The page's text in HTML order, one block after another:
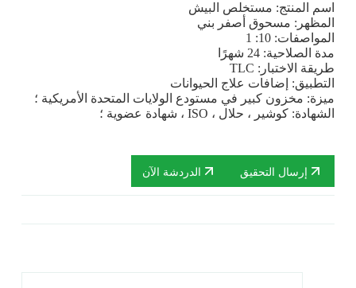
اسم المنتج: مستخلص البيش
المظهر: مسحوق أصفر بني
المواصفات: 10: 1
مدة الصلاحية: 24 شهرًا
طريقة الاختبار: TLC
التطبيق: إضافات علاج الحيوانات
ميزة: مخزون كبير في مستودع الولايات المتحدة الأمريكية ؛
الشهادة: كوشير ، حلال ، ISO ، شهادة عضوية ؛
إرسال التحقيق الدردشة الآن